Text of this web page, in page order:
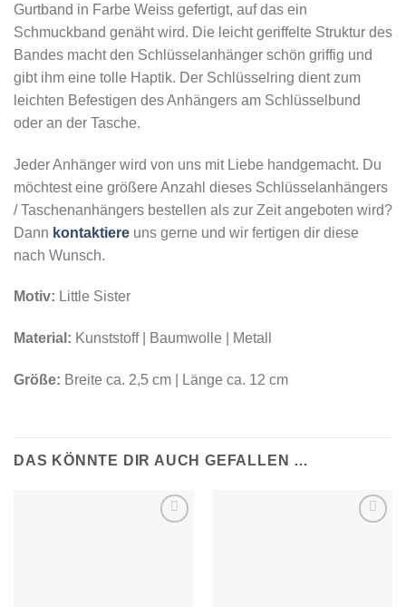
Gurtband in Farbe Weiss gefertigt, auf das ein
Schmuckband genäht wird. Die leicht geriffelte Struktur des
Bandes macht den Schlüsselanhänger schön griffig und
gibt ihm eine tolle Haptik. Der Schlüsselring dient zum
leichten Befestigen des Anhängers am Schlüsselbund
oder an der Tasche.
Jeder Anhänger wird von uns mit Liebe handgemacht. Du
möchtest eine größere Anzahl dieses Schlüsselanhängers
/ Taschenanhängers bestellen als zur Zeit angeboten wird?
Dann kontaktiere uns gerne und wir fertigen dir diese
nach Wunsch.
Motiv: Little Sister
Material: Kunststoff | Baumwolle | Metall
Größe: Breite ca. 2,5 cm | Länge ca. 12 cm
DAS KÖNNTE DIR AUCH GEFALLEN …